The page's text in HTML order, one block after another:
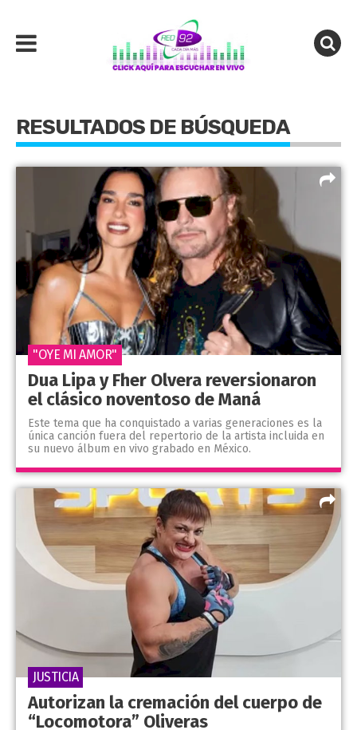
RESULTADOS DE BÚSQUEDA
Dua Lipa y Fher Olvera reversionaron
el clásico noventoso de Maná
Este tema que ha conquistado a varias generaciones es la
única canción fuera del repertorio de la artista incluida en
su nuevo álbum en vivo grabado en México.
"OYE MI AMOR"
Autorizan la cremación del cuerpo de
“Locomotora” Oliveras
JUSTICIA